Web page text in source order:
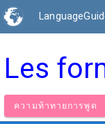
Les
ความท้าทายการ